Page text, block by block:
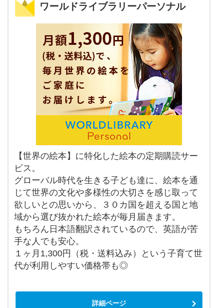
ワールドライブラリーパーソナル
【世界の絵本】に特化した絵本の定期購読サー
ビス。
グローバル時代を生きる子ども達に、絵本を通
じて世界の文化や多様性の大切さを感じ取って
欲しいとの思いから、３０カ国を超える国と地
域から選び抜かれた絵本が毎月届きます。
もちろん日本語翻訳されているので、英語が苦
手な人でも安心。
１ヶ月1,300円（税・送料込み）という子育て世
代が利用しやすい価格帯も◎
詳細ページ